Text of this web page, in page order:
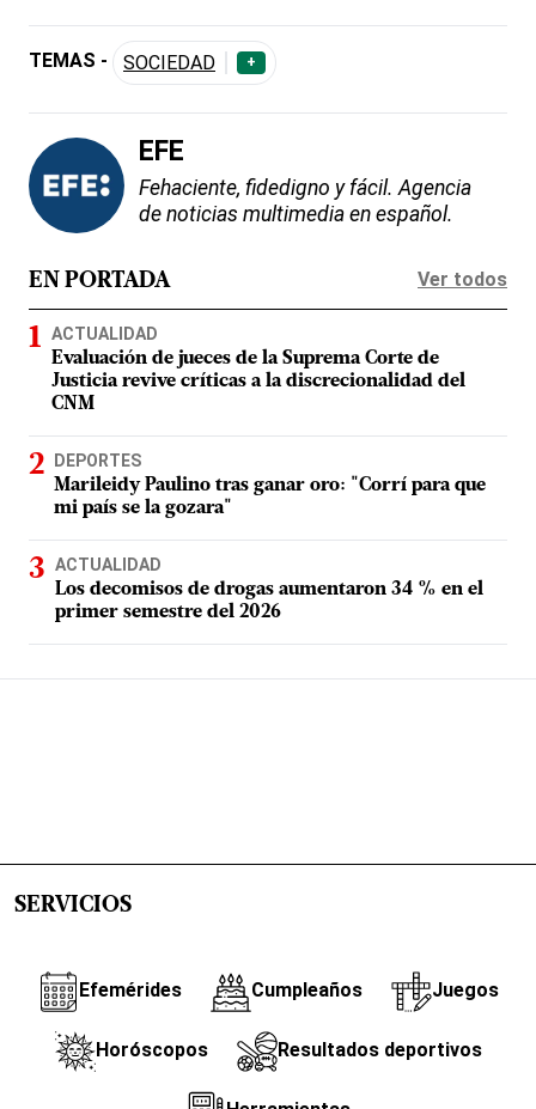
TEMAS - SOCIEDAD +
EFE
Fehaciente, fidedigno y fácil. Agencia
de noticias multimedia en español.
EN PORTADA Ver todos
ACTUALIDAD
Evaluación de jueces de la Suprema Corte de
Justicia revive críticas a la discrecionalidad del
CNM
DEPORTES
Marileidy Paulino tras ganar oro: "Corrí para que
mi país se la gozara"
ACTUALIDAD
Los decomisos de drogas aumentaron 34 % en el
primer semestre del 2026
SERVICIOS
Efemérides Cumpleaños Juegos
Horóscopos Resultados deportivos